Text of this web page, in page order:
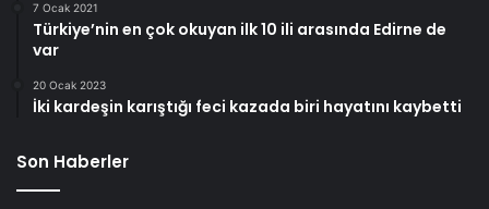
7 Ocak 2021
Türkiye’nin en çok okuyan ilk 10 ili arasında Edirne de
var
20 Ocak 2023
İki kardeşin karıştığı feci kazada biri hayatını kaybetti
Son Haberler